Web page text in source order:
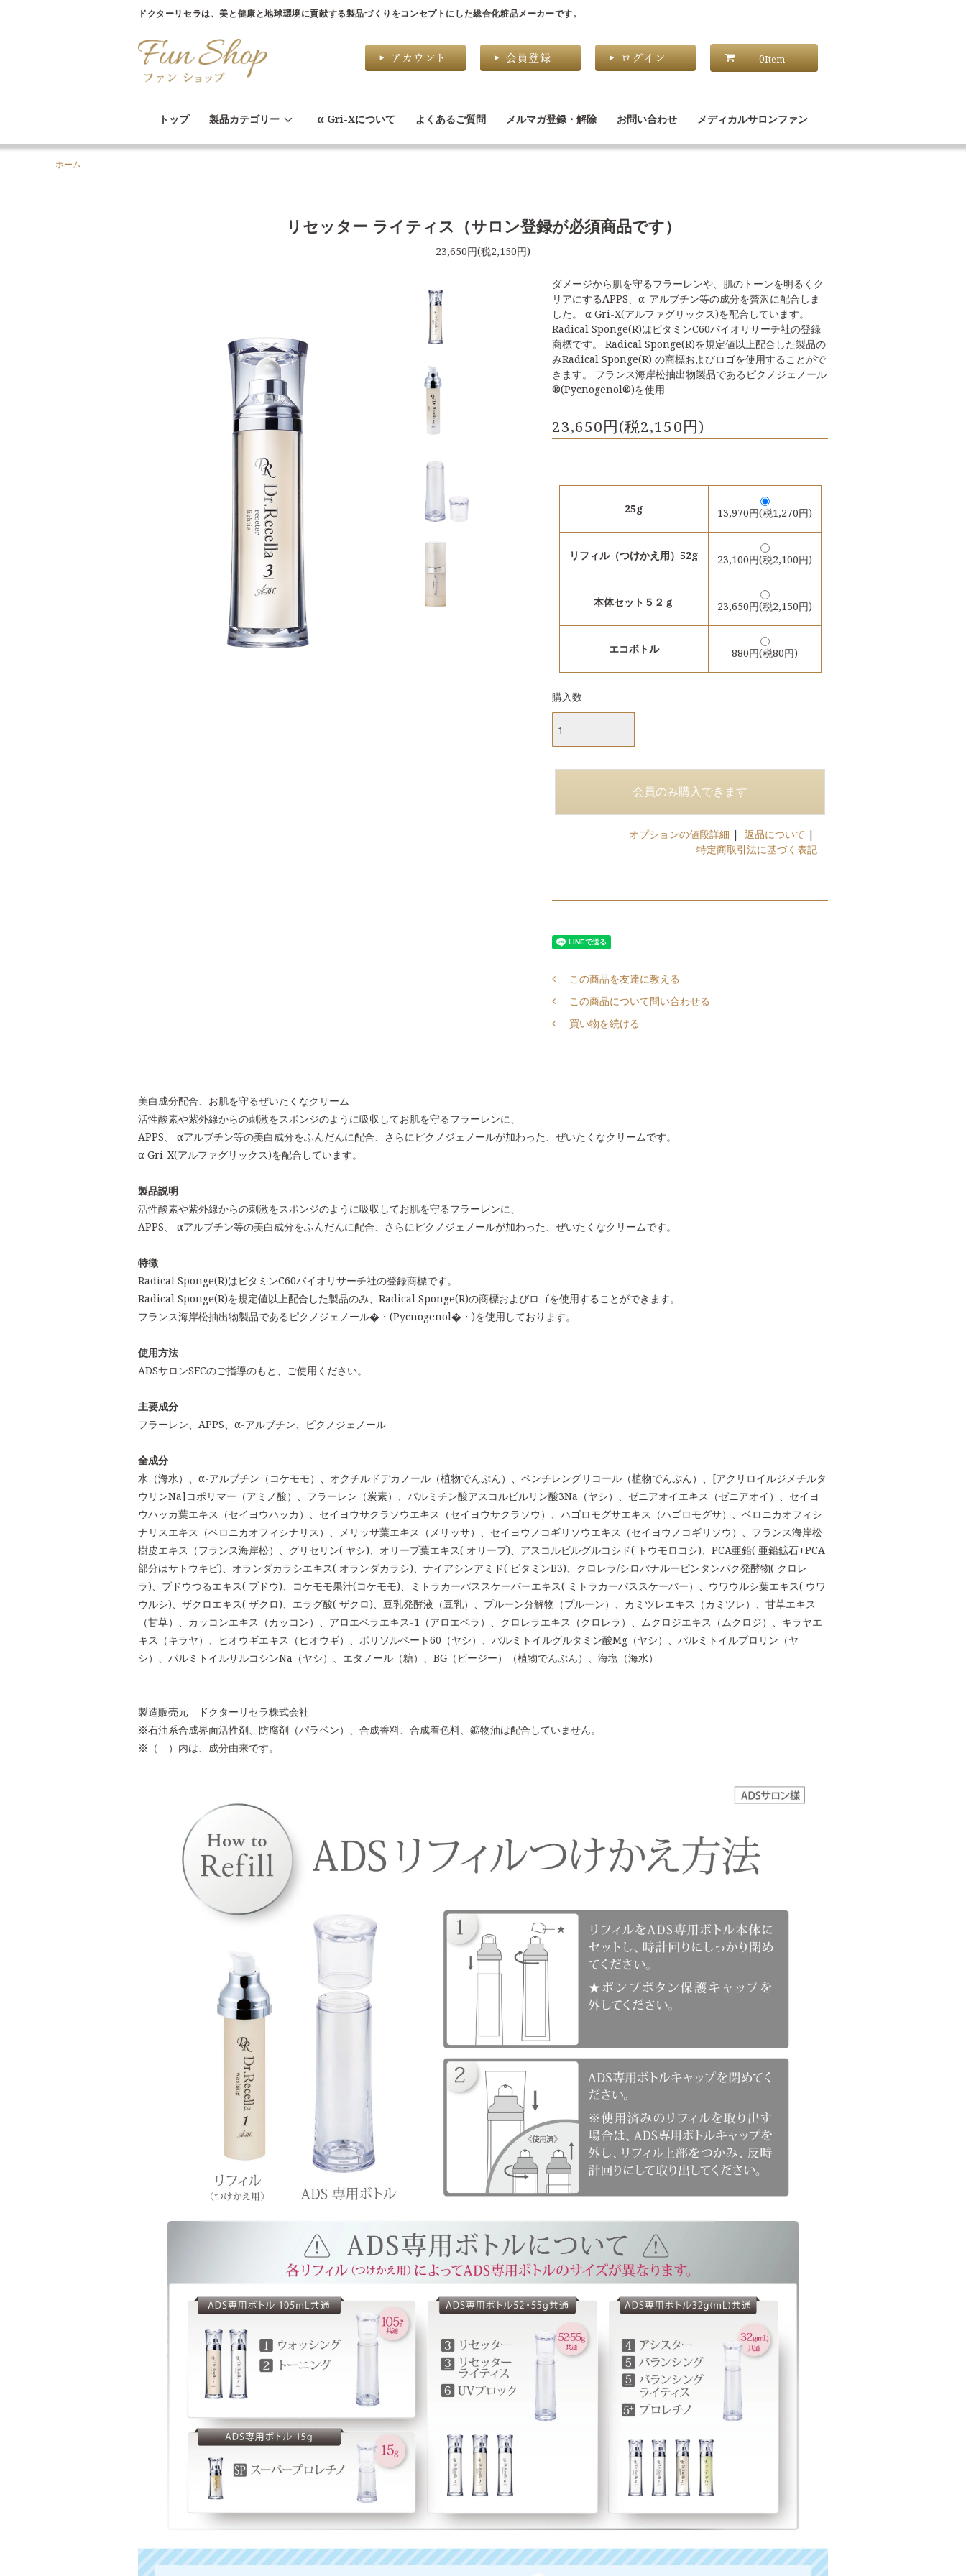
ドクターリセラは、美と健康と地球環境に貢献する製品づくりをコンセプトにした総合化粧品メーカーです。
0Item
トップ 製品カテゴリー α Gri-Xについて よくあるご質問 メルマガ登録・解除 お問い合わせ メディカルサロンファン
ホーム
リセッター ライティス（サロン登録が必須商品です）
23,650円(税2,150円)
ダメージから肌を守るフラーレンや、肌のトーンを明るくク
リアにするAPPS、α-アルブチン等の成分を贅沢に配合しま
した。 α Gri-X(アルファグリックス)を配合しています。
Radical Sponge(R)はビタミンC60バイオリサーチ社の登録
商標です。 Radical Sponge(R)を規定値以上配合した製品の
みRadical Sponge(R) の商標およびロゴを使用することがで
きます。 フランス海岸松抽出物製品であるピクノジェノール
®(Pycnogenol®)を使用
23,650円(税2,150円)
25g 13,970円(税1,270円)
リフィル（つけかえ用）52g 23,100円(税2,100円)
本体セット５２ｇ 23,650円(税2,150円)
エコボトル 880円(税80円)
購入数
オプションの値段詳細 | 返品について |
特定商取引法に基づく表記
この商品を友達に教える
この商品について問い合わせる
買い物を続ける
美白成分配合、お肌を守るぜいたくなクリーム
活性酸素や紫外線からの刺激をスポンジのように吸収してお肌を守るフラーレンに、
APPS、 αアルブチン等の美白成分をふんだんに配合、さらにピクノジェノールが加わった、ぜいたくなクリームです。
α Gri-X(アルファグリックス)を配合しています。
製品説明
活性酸素や紫外線からの刺激をスポンジのように吸収してお肌を守るフラーレンに、
APPS、 αアルブチン等の美白成分をふんだんに配合、さらにピクノジェノールが加わった、ぜいたくなクリームです。
特徴
Radical Sponge(R)はビタミンC60バイオリサーチ社の登録商標です。
Radical Sponge(R)を規定値以上配合した製品のみ、Radical Sponge(R)の商標およびロゴを使用することができます。
フランス海岸松抽出物製品であるピクノジェノール�・(Pycnogenol�・)を使用しております。
使用方法
ADSサロンSFCのご指導のもと、ご使用ください。
主要成分
フラーレン、APPS、α-アルブチン、ピクノジェノール
全成分
水（海水）、α-アルブチン（コケモモ）、オクチルドデカノール（植物でんぷん）、ペンチレングリコール（植物でんぷん）、[アクリロイルジメチルタ
ウリンNa]コポリマー（アミノ酸）、フラーレン（炭素）、パルミチン酸アスコルビルリン酸3Na（ヤシ）、ゼニアオイエキス（ゼニアオイ）、セイヨ
ウハッカ葉エキス（セイヨウハッカ）、セイヨウサクラソウエキス（セイヨウサクラソウ）、ハゴロモグサエキス（ハゴロモグサ）、ベロニカオフィシ
ナリスエキス（ベロニカオフィシナリス）、メリッサ葉エキス（メリッサ）、セイヨウノコギリソウエキス（セイヨウノコギリソウ）、フランス海岸松
樹皮エキス（フランス海岸松）、グリセリン( ヤシ)、オリーブ葉エキス( オリーブ)、アスコルビルグルコシド( トウモロコシ)、PCA亜鉛( 亜鉛鉱石+PCA
部分はサトウキビ)、オランダカラシエキス( オランダカラシ)、ナイアシンアミド( ビタミンB3)、クロレラ/シロバナルーピンタンパク発酵物( クロレ
ラ)、ブドウつるエキス( ブドウ)、コケモモ果汁(コケモモ)、ミトラカーパススケーバーエキス( ミトラカーパススケーバー）、ウワウルシ葉エキス( ウワ
ウルシ)、ザクロエキス( ザクロ)、エラグ酸( ザクロ)、豆乳発酵液（豆乳）、プルーン分解物（プルーン）、カミツレエキス（カミツレ）、甘草エキス
（甘草）、カッコンエキス（カッコン）、アロエベラエキス-1（アロエベラ）、クロレラエキス（クロレラ）、ムクロジエキス（ムクロジ）、キラヤエ
キス（キラヤ）、ヒオウギエキス（ヒオウギ）、ポリソルベート60（ヤシ）、パルミトイルグルタミン酸Mg（ヤシ）、パルミトイルプロリン（ヤ
シ）、パルミトイルサルコシンNa（ヤシ）、エタノール（糖）、BG（ビージー）（植物でんぷん）、海塩（海水）
製造販売元 ドクターリセラ株式会社
※石油系合成界面活性剤、防腐剤（パラベン）、合成香料、合成着色料、鉱物油は配合していません。
※（ ）内は、成分由来です。